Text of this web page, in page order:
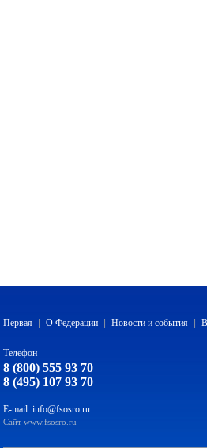
Первая О Федерации Новости и события
Телефон
8 (800) 555 93 70
8 (495) 107 93 70
E-mail: info@fsosro.ru
Сайт www.fsosro.ru